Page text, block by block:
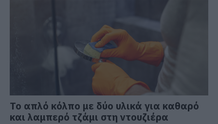
Το απλό κόλπο με δύο υλικά για καθαρό
και λαμπερό τζάμι στη ντουζιέρα